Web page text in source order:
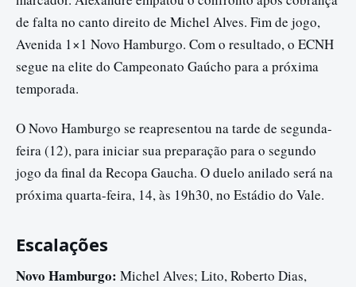
de falta no canto direito de Michel Alves. Fim de jogo,
Avenida 1×1 Novo Hamburgo. Com o resultado, o ECNH
segue na elite do Campeonato Gaúcho para a próxima
temporada.
O Novo Hamburgo se reapresentou na tarde de segunda-
feira (12), para iniciar sua preparação para o segundo
jogo da final da Recopa Gaucha. O duelo anilado será na
próxima quarta-feira, 14, às 19h30, no Estádio do Vale.
Escalações
Novo Hamburgo: Michel Alves; Lito, Roberto Dias,